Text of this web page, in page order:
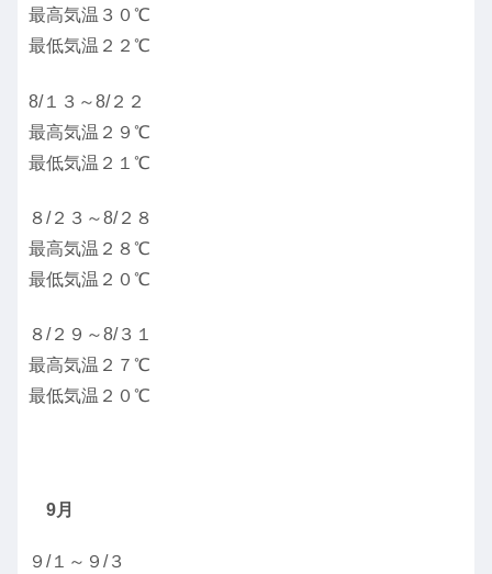
最高気温３０℃
最低気温２２℃
8/１３～8/２２
最高気温２９℃
最低気温２１℃
８/２３～8/２８
最高気温２８℃
最低気温２０℃
８/２９～8/３１
最高気温２７℃
最低気温２０℃
9月
９/１～９/３